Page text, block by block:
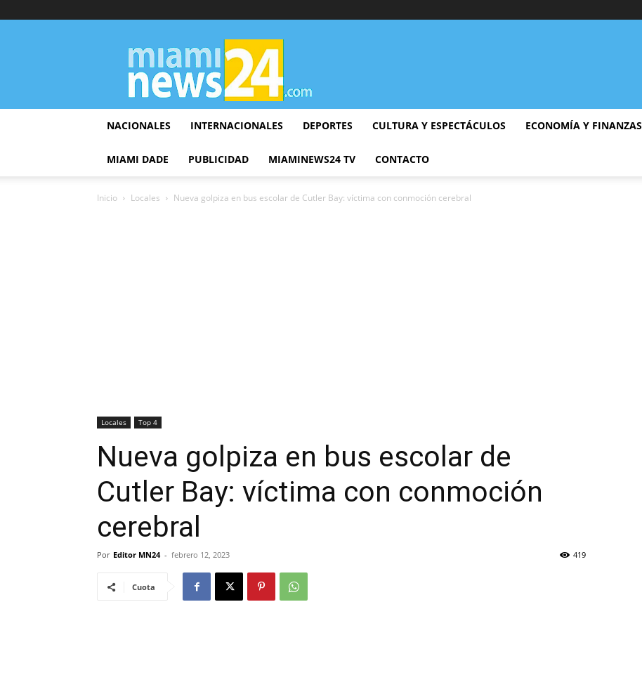
▷
Miami
News
24
NACIONALES INTERNACIONALES DEPORTES CULTURA Y ESPECTÁCULOS ECONOMÍA Y FINANZAS
MIAMI DADE PUBLICIDAD MIAMINEWS24 TV CONTACTO
Inicio Locales Nueva golpiza en bus escolar de Cutler Bay: víctima con conmoción cerebral
Locales Top 4
Nueva golpiza en bus escolar de
Cutler Bay: víctima con conmoción
cerebral
Por Editor MN24 - febrero 12, 2023 419
Cuota